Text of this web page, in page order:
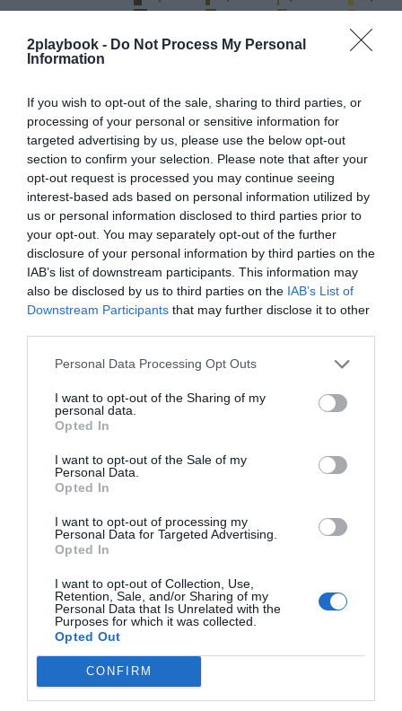
2playbook - Do Not Process My Personal
Information
If you wish to opt-out of the sale, sharing to third parties, or
processing of your personal or sensitive information for
targeted advertising by us, please use the below opt-out
section to confirm your selection. Please note that after your
opt-out request is processed you may continue seeing
interest-based ads based on personal information utilized by
us or personal information disclosed to third parties prior to
your opt-out. You may separately opt-out of the further
disclosure of your personal information by third parties on the
IAB’s list of downstream participants. This information may
also be disclosed by us to third parties on the IAB’s List of
Downstream Participants that may further disclose it to other
Personal Data Processing Opt Outs
I want to opt-out of the Sharing of my
personal data.
Opted In
I want to opt-out of the Sale of my
Personal Data.
Opted In
I want to opt-out of processing my
Personal Data for Targeted Advertising.
Opted In
I want to opt-out of Collection, Use,
Retention, Sale, and/or Sharing of my
Personal Data that Is Unrelated with the
Purposes for which it was collected.
Opted Out
CONFIRM
La falta de ayudas directas motivó a muchos
operadores a unirse a las demandas lideradas por
distintas patronales contra las administraciones,
quienes reclamaban daños y perjuicios económicos por
los tribunales den la razón al sector y estimen que las
extraordinarias recibidas hasta la fecha se
contabilizaría, aquí, la cifra que las empresas se
ahorraron con los ERTE.
nivel autonómico. La Generalitat de Cataluña fue la más
generosa, ya queinyectó 47,9 millones de euros a
través de tres convocatorias distintas
aportaron al sector los distintos gobiernos
autonómicosa través de planes de rescate
Andalucía, con 14 millones de euros, y la Xunta de
Galicia, con 6 millones. Otros ejecutivos regionales o
bien lanzaron paquetes de ayudas más modestas o
bien incluyeron los gimnasios dentro de convocatorias